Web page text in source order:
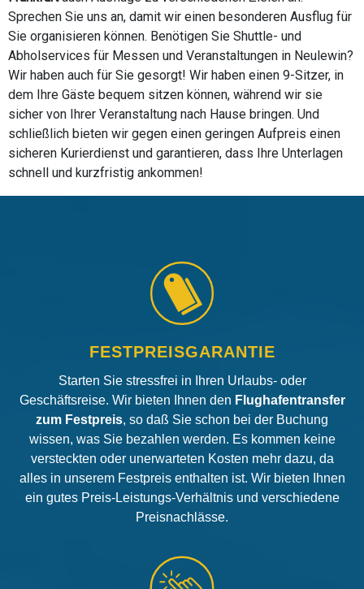
Sprechen Sie uns an, damit wir einen besonderen Ausflug für
Sie organisieren können. Benötigen Sie Shuttle- und
Abholservices für Messen und Veranstaltungen in Neulewin?
Wir haben auch für Sie gesorgt! Wir haben einen 9-Sitzer, in
dem Ihre Gäste bequem sitzen können, während wir sie
sicher von Ihrer Veranstaltung nach Hause bringen. Und
schließlich bieten wir gegen einen geringen Aufpreis einen
sicheren Kurierdienst und garantieren, dass Ihre Unterlagen
schnell und kurzfristig ankommen!
FESTPREISGARANTIE
Starten Sie stressfrei in Ihren Urlaubs- oder
Geschäftsreise. Wir bieten Ihnen den Flughafentransfer
zum Festpreis, so daß Sie schon bei der Buchung
wissen, was Sie bezahlen werden. Es kommen keine
versteckten oder unerwarteten Kosten mehr dazu, da
alles in unserem Festpreis enthalten ist. Wir bieten Ihnen
ein gutes Preis-Leistungs-Verhältnis und verschiedene
Preisnachlässe.